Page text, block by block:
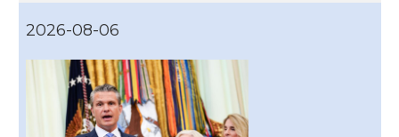
2026-08-06